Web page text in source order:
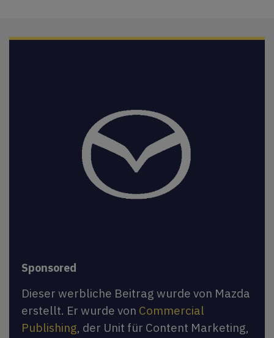
Sponsored
Dieser werbliche Beitrag wurde von Mazda
erstellt. Er wurde von Commercial
Publishing, der Unit für Content Marketing,